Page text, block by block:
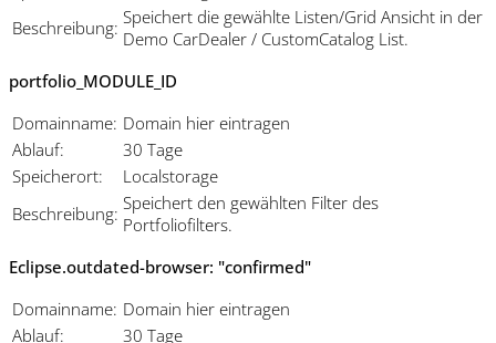
Beschreibung: Speichert die gewählte Listen/Grid Ansicht in der
Demo CarDealer / CustomCatalog List.
portfolio_MODULE_ID
Domainname: Domain hier eintragen
Ablauf:
30 Tage
Speicherort:
Localstorage
Beschreibung: Speichert den gewählten Filter des
Portfoliofilters.
Eclipse.outdated-browser: "confirmed"
Domainname: Domain hier eintragen
Ablauf:
30 Tage